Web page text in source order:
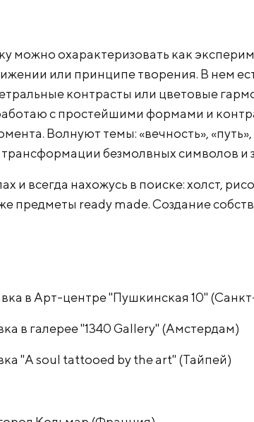
можно охарактеризовать как
или принципе творения. В нем
контрасты или цветовые
с простейшими формами и
Волнуют темы: «вечность»,
безмолвных символов и
и всегда нахожусь в поиске: холст,
предметы ready made. Создание
в Арт-центре "Пушкинская 10"
в галерее "1340 Gallery" (Амстердам)
"A soul tattooed by the art" (Тайпей)